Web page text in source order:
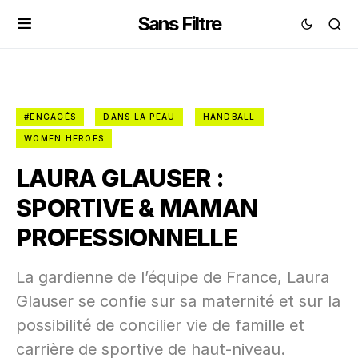
Sans Filtre
#ENGAGÉS DANS LA PEAU HANDBALL
WOMEN HEROES
LAURA GLAUSER :
SPORTIVE & MAMAN
PROFESSIONNELLE
La gardienne de l’équipe de France, Laura
Glauser se confie sur sa maternité et sur la
possibilité de concilier vie de famille et
carrière de sportive de haut-niveau.